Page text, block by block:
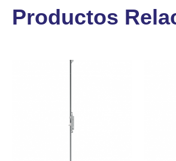
Productos